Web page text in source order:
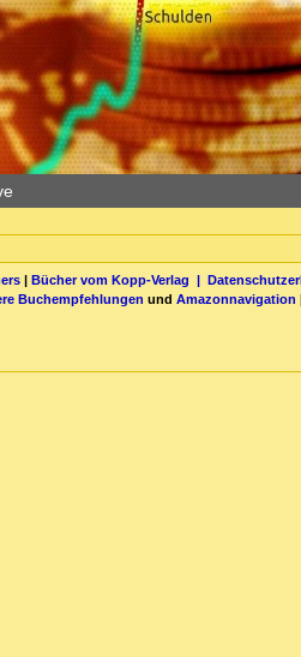
| Bücher vom Kopp-Verlag |
Buchempfehlungen und Amazonnavigation